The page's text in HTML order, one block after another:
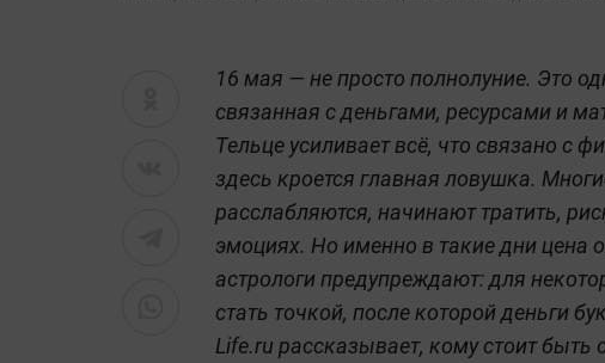
16 мая — не просто полнолуние. Это
связанная с деньгами, ресурсами и
Тельце усиливает всё, что связано с
здесь кроется главная ловушка.
расслабляются, начинают тратить,
эмоциях. Но именно в такие дни
астрологи предупреждают: для
стать точкой, после которой деньги
Life.ru рассказывает, кому стоит